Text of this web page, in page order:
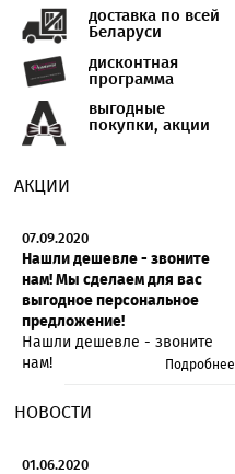
доставка по всей
Беларуси
дисконтная
программа
выгодные
покупки, акции
АКЦИИ
07.09.2020
Нашли дешевле - звоните
нам! Мы сделаем для вас
выгодное персональное
предложение!
Нашли дешевле - звоните
нам!
Подробнее
НОВОСТИ
01.06.2020